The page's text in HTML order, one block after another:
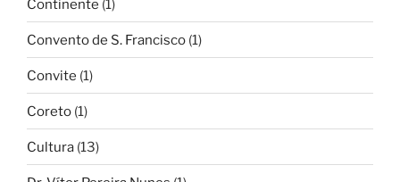
Continente (1)
Convento de S. Francisco (1)
Convite (1)
Coreto (1)
Cultura (13)